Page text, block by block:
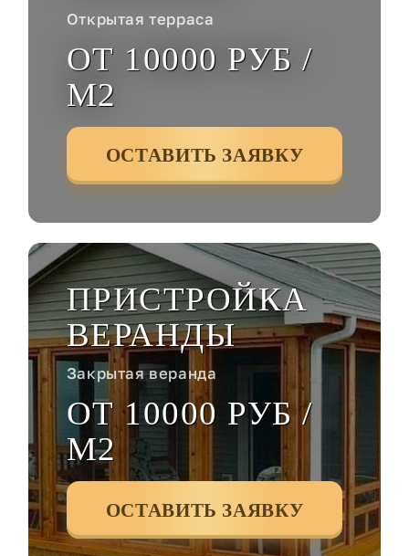
Открытая терраса
ОТ 10000 РУБ /
М2
ОСТАВИТЬ ЗАЯВКУ
ПРИСТРОЙКА
ВЕРАНДЫ
Закрытая веранда
ОТ 10000 РУБ /
М2
ОСТАВИТЬ ЗАЯВКУ